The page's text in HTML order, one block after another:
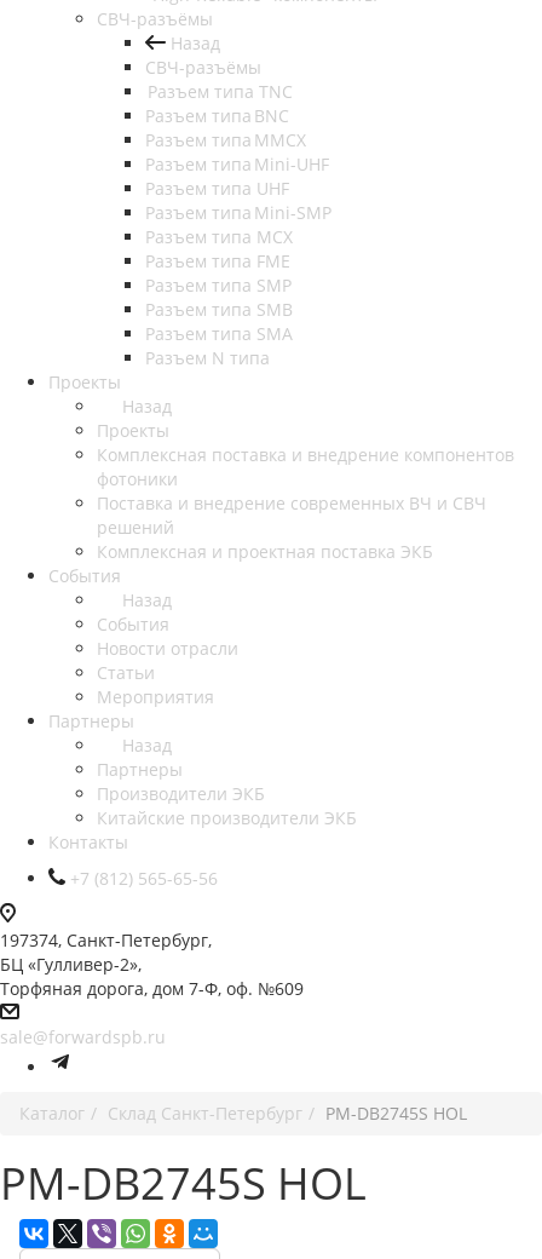
СВЧ-разъёмы
Назад
СВЧ-разъёмы
Разъем типа TNC
Разъем типа BNC
Разъем типа MMCX
Разъем типа Mini-UHF
Разъем типа UHF
Разъем типа Mini-SMP
Разъем типа MCX
Разъем типа FME
Разъем типа SMP
Разъем типа SMB
Разъем типа SMA
Разъем N типа
Проекты
Назад
Проекты
Комплексная поставка и внедрение компонентов
фотоники
Поставка и внедрение современных ВЧ и СВЧ
решений
Комплексная и проектная поставка ЭКБ
События
Назад
События
Новости отрасли
Статьи
Мероприятия
Партнеры
Назад
Партнеры
Производители ЭКБ
Китайские производители ЭКБ
Контакты
+7 (812) 565-65-56
197374, Санкт-Петербург,
БЦ «Гулливер-2»,
Торфяная дорога, дом 7-Ф, оф. №609
sale@forwardspb.ru
Каталог Cклад Санкт-Петербург PM-DB2745S HOL
PM-DB2745S HOL